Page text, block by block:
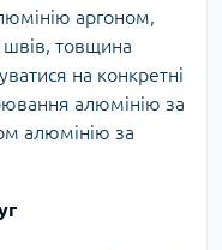
аргоном,
швів, товщина
на конкретні
алюмінію за
алюмінію за